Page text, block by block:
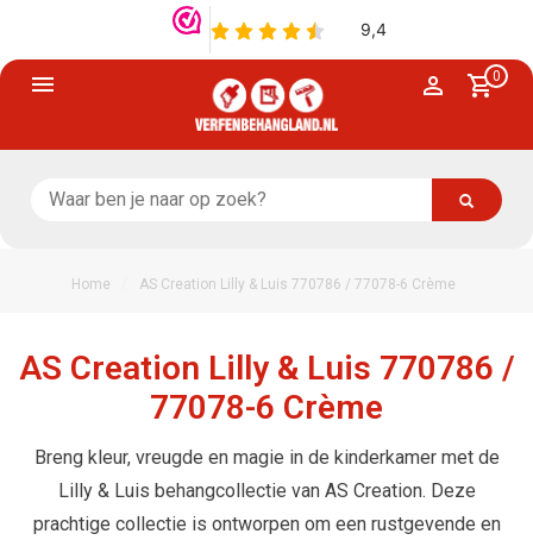
0
Home AS Creation Lilly & Luis 770786 / 77078-6 Crème
AS Creation Lilly & Luis 770786 /
77078-6 Crème
Breng kleur, vreugde en magie in de kinderkamer met de
Lilly & Luis behangcollectie van AS Creation. Deze
prachtige collectie is ontworpen om een rustgevende en